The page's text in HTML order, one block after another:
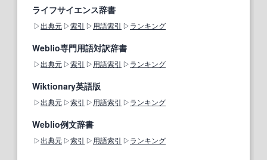
ライフサイエンス辞書
出典元 索引 用語索引 ランキング
Weblio専門用語対訳辞書
出典元 索引 用語索引 ランキング
Wiktionary英語版
出典元 索引 用語索引 ランキング
Weblio例文辞書
出典元 索引 用語索引 ランキング